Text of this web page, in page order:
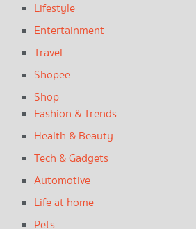
Lifestyle
Entertainment
Travel
Shopee
Shop
Fashion & Trends
Health & Beauty
Tech & Gadgets
Automotive
Life at home
Pets